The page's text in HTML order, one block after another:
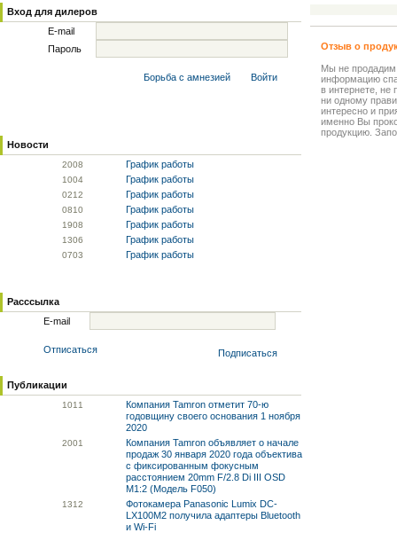
Вход для дилеров
E-mail
Пароль
Борьба с амнезией Войти
Новости
2008 График работы
1004 График работы
0212 График работы
0810 График работы
1908 График работы
1306 График работы
0703 График работы
Расссылка
E-mail
Отписаться Подписаться
Публикации
1011
Компания Tamron отметит 70-ю
годовщину своего основания 1 ноября
2020
2001
Компания Tamron объявляет о начале
продаж 30 января 2020 года объектива
с фиксированным фокусным
расстоянием 20mm F/2.8 Di III OSD
M1:2 (Модель F050)
1312
Фотокамера Panasonic Lumix DC-
LX100M2 получила адаптеры Bluetooth
и Wi-Fi
Отзыв о
Мы не
информацию
в интернете, не
ни одному
интересно и
именно Вы
продукцию.